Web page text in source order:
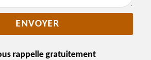
rappelle gratuitement